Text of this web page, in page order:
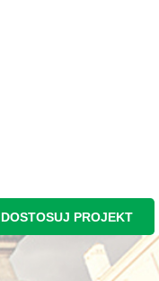
DOSTOSUJ PROJEKT